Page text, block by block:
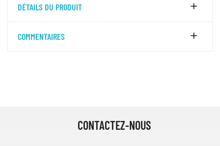
DÉTAILS DU PRODUIT
COMMENTAIRES
CONTACTEZ-NOUS